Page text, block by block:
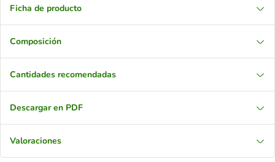
Ficha de producto
Composición
Cantidades recomendadas
Descargar en PDF
Valoraciones